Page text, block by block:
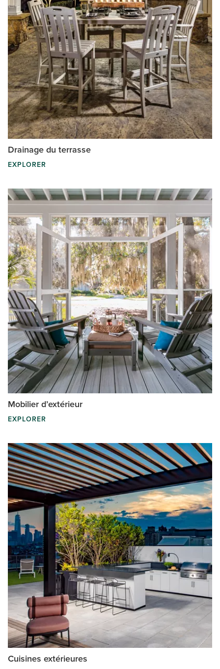
Drainage du terrasse
EXPLORER
Mobilier d’extérieur
EXPLORER
Cuisines extérieures